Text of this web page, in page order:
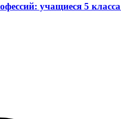
учащиеся 5